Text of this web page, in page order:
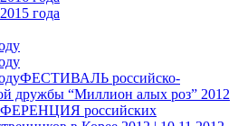
года
ФЕСТИВАЛЬ российско-
дружбы “Миллион алых роз” 2012
российских